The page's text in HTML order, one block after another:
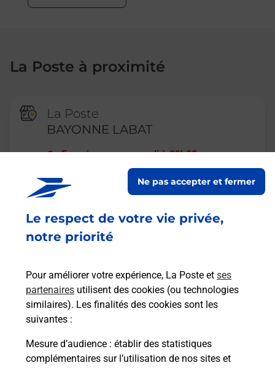
Le respect de votre vie privée,
notre priorité
Pour améliorer votre expérience, La Poste et ses
partenaires utilisent des cookies (ou technologies
similaires). Les finalités des cookies sont les
suivantes :
Mesure d’audience : établir des statistiques
complémentaires sur l’utilisation de nos sites et
Ne pas accepter et fermer
La Poste à proximité
La Poste
BAYONNE LABAT
Fermé-ouvre samedi à 09h00
11 RUE JULES LABAT
64100
En savoir plus
BAYONNE SAINT ESPRIT
Fermé-ouvre samedi à 09h00
64100 BAYONNE